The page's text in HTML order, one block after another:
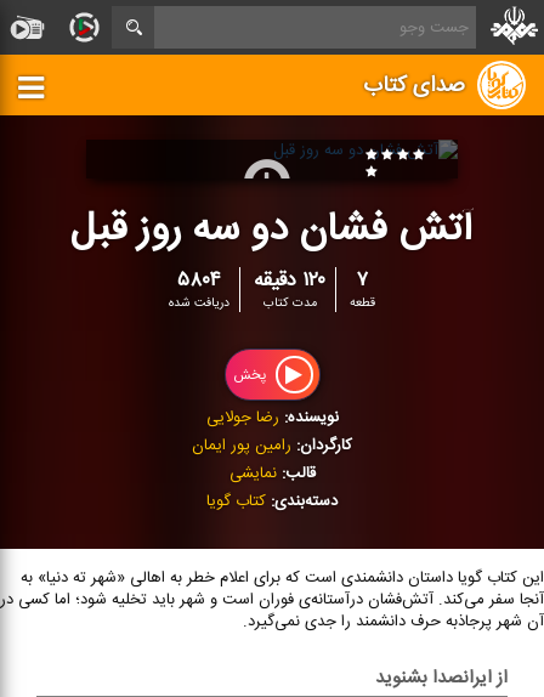
صدای کتاب
آتش فشان دو سه روز قبل
۷
قطعه
۱۲۰ دقیقه
مدت کتاب
۵۸۰۴
دریافت شده
پخش
نویسنده: رضا جولایی
کارگردان: رامین پور ایمان
قالب: نمایشی
دسته‌بندی: کتاب گویا
این کتاب گویا داستان دانشمندی است که برای اعلام خطر به اهالی «شهر ته دنیا» به
آنجا سفر می‌کند. آتش‌فشان درآستانه‌ی فوران است و شهر باید تخلیه شود؛ اما کسی در
آن شهر پرجاذبه حرف دانشمند را جدی نمی‌گیرد.
از ایرانصدا بشنوید